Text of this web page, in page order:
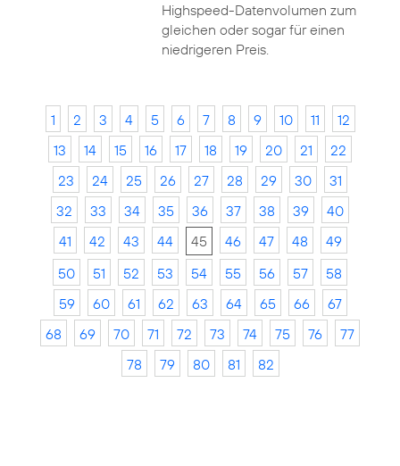
Highspeed-Datenvolumen zum
gleichen oder sogar für einen
niedrigeren Preis.
1 2 3 4 5 6 7 8 9 10 11
12
13
14 15 16 17 18 19 20 21
22
23
24 25 26 27 28 29 30
31
32
33 34 35 36 37 38 39
40
41
42 43 44 45 46 47 48
49
50
51 52 53 54 55 56 57
58
59
60 61 62 63 64 65 66
67
68
69 70 71 72 73 74 75 76
77
78
79 80 81 82